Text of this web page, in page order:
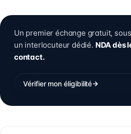
Un premier échange gratuit,
un interlocuteur dédié. NDA dès
contact.
Vérifier mon éligibilité